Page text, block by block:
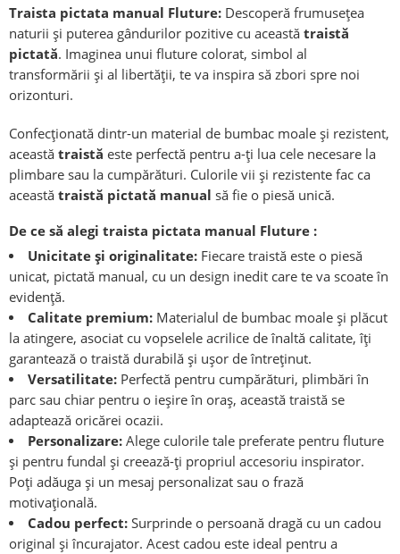
Traista pictata manual Fluture: Descoperă frumusețea
naturii și puterea gândurilor pozitive cu această traistă
pictată. Imaginea unui fluture colorat, simbol al
transformării și al libertății, te va inspira să zbori spre noi
orizonturi.
Confecționată dintr-un material de bumbac moale și rezistent,
această traistă este perfectă pentru a-ți lua cele necesare la
plimbare sau la cumpărături. Culorile vii și rezistente fac ca
această traistă pictată manual să fie o piesă unică.
De ce să alegi traista pictata manual Fluture :
Unicitate și originalitate:Fiecare traistă este o piesă
unicat, pictată manual, cu un design inedit care te va scoate în
evidență.
Calitate premium:Materialul de bumbac moale și plăcut
la atingere, asociat cu vopselele acrilice de înaltă calitate, îți
garantează o traistă durabilă și ușor de întreținut.
Versatilitate:Perfectă pentru cumpărături, plimbări în
parc sau chiar pentru o ieșire în oraș, această traistă se
adaptează oricărei ocazii.
Personalizare:Alege culorile tale preferate pentru fluture
și pentru fundal și creează-ți propriul accesoriu inspirator.
Poți adăuga și un mesaj personalizat sau o frază
motivațională.
Cadou perfect:Surprinde o persoană dragă cu un cadou
original și încurajator. Acest cadou este ideal pentru a